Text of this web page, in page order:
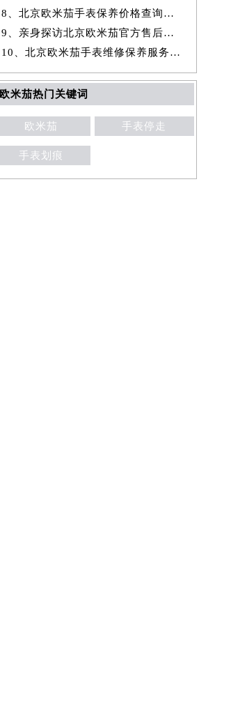
8、北京欧米茄手表保养价格查询费用明细权威公示（2026年7月最新）
9、亲身探访北京欧米茄官方售后服务中心｜详细地址及服务电话（2026年7
10、北京欧米茄手表维修保养服务权威公示（2026年7月最新）
欧米茄热门关键词
欧米茄 手表停走
手表划痕